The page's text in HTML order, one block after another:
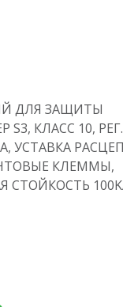
ДЛЯ ЗАЩИТЫ
КЛАСС 10, РЕГ.
УСТАВКА
КЛЕММЫ,